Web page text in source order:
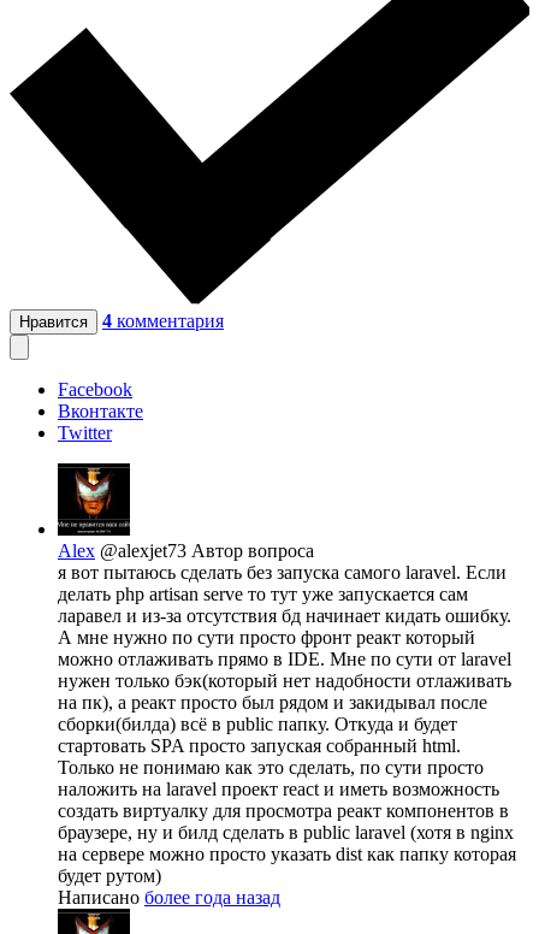
Нравится 4 комментария
Facebook
Вконтакте
Twitter
Alex @alexjet73 Автор вопроса
я вот пытаюсь сделать без запуска самого laravel. Если
делать php artisan serve то тут уже запускается сам
ларавел и из-за отсутствия бд начинает кидать ошибку.
А мне нужно по сути просто фронт реакт который
можно отлаживать прямо в IDE. Мне по сути от laravel
нужен только бэк(который нет надобности отлаживать
на пк), а реакт просто был рядом и закидывал после
сборки(билда) всё в public папку. Откуда и будет
стартовать SPA просто запуская собранный html.
Только не понимаю как это сделать, по сути просто
наложить на laravel проект react и иметь возможность
создать виртуалку для просмотра реакт компонентов в
браузере, ну и билд сделать в public laravel (хотя в nginx
на сервере можно просто указать dist как папку которая
будет рутом)
Написано более года назад